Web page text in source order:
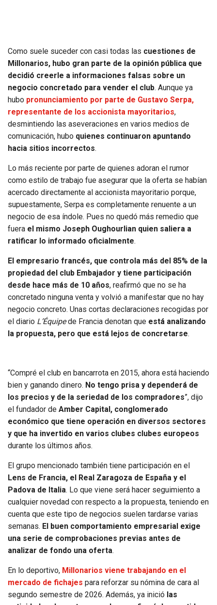
PACKERS
VIKINGS
FALCONS
PANTHERS
SAINTS
BUCCANEERS
TIMBERWOLVES
THUNDER
TRAIL BLAZERS
JAZZ
Como suele suceder con casi todas las cuestiones de
Millonarios, hubo gran parte de la opinión pública que
decidió creerle a informaciones falsas sobre un
negocio concretado para vender el club. Aunque ya
hubo pronunciamiento por parte de Gustavo Serpa,
representante de los accionista mayoritarios,
desmintiendo las aseveraciones en varios medios de
comunicación, hubo quienes continuaron apuntando
hacia sitios incorrectos.
Lo más reciente por parte de quienes adoran el rumor
como estilo de trabajo fue asegurar que la oferta se habían
acercado directamente al accionista mayoritario porque,
supuestamente, Serpa es completamente renuente a un
negocio de esa índole. Pues no quedó más remedio que
fuera el mismo Joseph Oughourlian quien saliera a
ratificar lo informado oficialmente.
El empresario francés, que controla más del 85% de la
propiedad del club Embajador y tiene participación
desde hace más de 10 años, reafirmó que no se ha
concretado ninguna venta y volvió a manifestar que no hay
negocio concreto. Unas cortas declaraciones recogidas por
el diario L’Équipede Francia denotan que está analizando
la propuesta, pero que está lejos de concretarse.
“Compré el club en bancarrota en 2015, ahora está haciendo
bien y ganando dinero. No tengo prisa y dependerá de
los precios y de la seriedad de los compradores”, dijo
el fundador de Amber Capital, conglomerado
económico que tiene operación en diversos sectores
y que ha invertido en varios clubes clubes europeos
durante los últimos años.
El grupo mencionado también tiene participación en el
Lens de Francia, el Real Zaragoza de España y el
Padova de Italia. Lo que viene será hacer seguimiento a
cualquier novedad con respecto a la propuesta, teniendo en
cuenta que este tipo de negocios suelen tardarse varias
semanas. El buen comportamiento empresarial exige
una serie de comprobaciones previas antes de
analizar de fondo una oferta.
En lo deportivo, Millonarios viene trabajando en el
mercado de fichajes para reforzar su nómina de cara al
segundo semestre de 2026. Además, ya inició las